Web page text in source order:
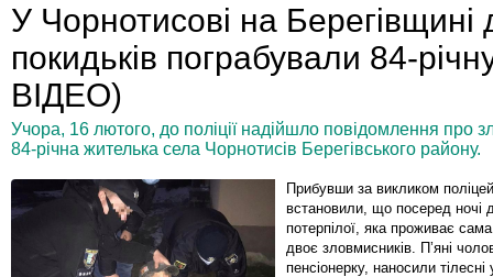
У Чорнотисові на Берегівщині
покидьків пограбували 84-
ВІДЕО)
Учора, 16 лютого, до поліції надійшло повідомлення про
84-річна жителька села Чорнотисів Берегівського району.
Прибувши за викликом
встановили, що посеред ночі
потерпілої, яка проживає
двоє зловмисників. П’яні
пенсіонерку, наносили